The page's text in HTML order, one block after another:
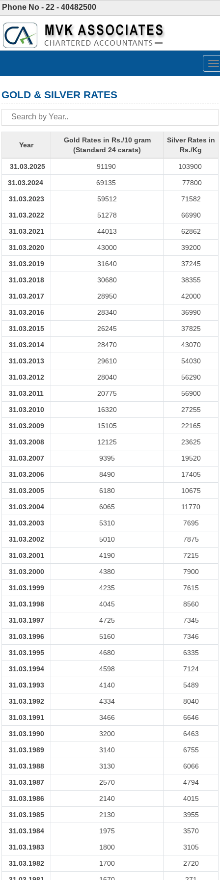
Phone No - 22 - 40482500
GOLD & SILVER RATES
Year
Gold Rates in Rs./10 gram
(Standard 24 carats)
Silver Rates in
Rs./Kg
31.03.2025 91190 103900
31.03.2024 69135 77800
31.03.2023 59512 71582
31.03.2022 51278 66990
31.03.2021 44013 62862
31.03.2020 43000 39200
31.03.2019 31640 37245
31.03.2018 30680 38355
31.03.2017 28950 42000
31.03.2016 28340 36990
31.03.2015 26245 37825
31.03.2014 28470 43070
31.03.2013 29610 54030
31.03.2012 28040 56290
31.03.2011 20775 56900
31.03.2010 16320 27255
31.03.2009 15105 22165
31.03.2008 12125 23625
31.03.2007 9395 19520
31.03.2006 8490 17405
31.03.2005 6180 10675
31.03.2004 6065 11770
31.03.2003 5310 7695
31.03.2002 5010 7875
31.03.2001 4190 7215
31.03.2000 4380 7900
31.03.1999 4235 7615
31.03.1998 4045 8560
31.03.1997 4725 7345
31.03.1996 5160 7346
31.03.1995 4680 6335
31.03.1994 4598 7124
31.03.1993 4140 5489
31.03.1992 4334 8040
31.03.1991 3466 6646
31.03.1990 3200 6463
31.03.1989 3140 6755
31.03.1988 3130 6066
31.03.1987 2570 4794
31.03.1986 2140 4015
31.03.1985 2130 3955
31.03.1984 1975 3570
31.03.1983 1800 3105
31.03.1982 1700 2720